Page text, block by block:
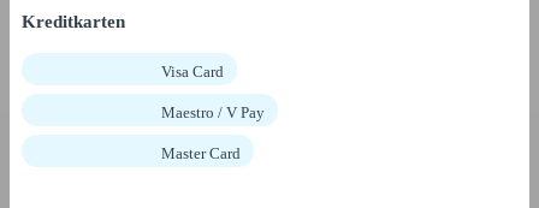
Kreditkarten
Visa Card
Maestro / V Pay
Master Card